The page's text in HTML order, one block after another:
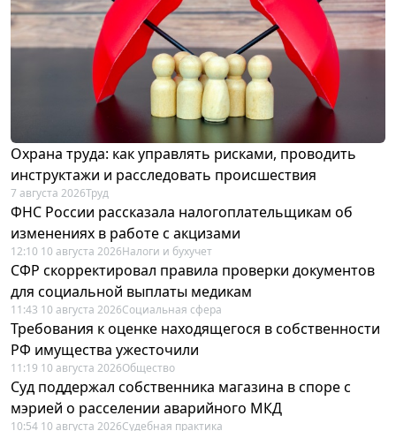
Охрана труда: как управлять рисками, проводить
инструктажи и расследовать происшествия
7 августа 2026Труд
ФНС России рассказала налогоплательщикам об
изменениях в работе с акцизами
12:10 10 августа 2026Налоги и бухучет
СФР скорректировал правила проверки документов
для социальной выплаты медикам
11:43 10 августа 2026Социальная сфера
Требования к оценке находящегося в собственности
РФ имущества ужесточили
11:19 10 августа 2026Общество
Суд поддержал собственника магазина в споре с
мэрией о расселении аварийного МКД
10:54 10 августа 2026Судебная практика